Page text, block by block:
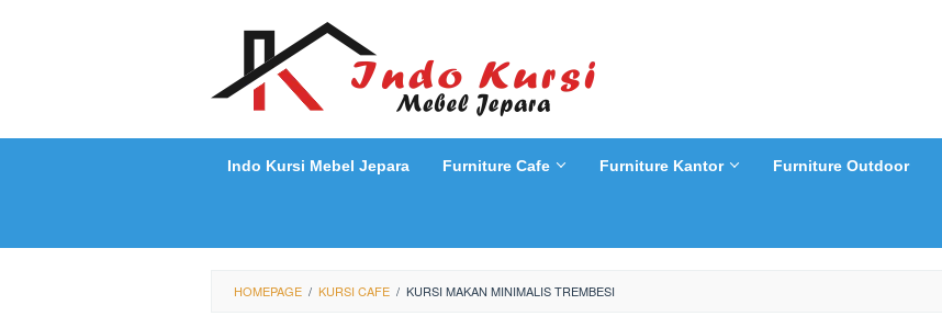
Indo Kursi Mebel Jepara Furniture Cafe Furniture Kantor Furniture Outdoor
HOMEPAGE / KURSI CAFE / KURSI MAKAN MINIMALIS TREMBESI